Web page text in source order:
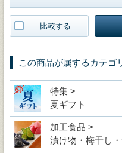
比較する
この商品が属するカテゴ
特集 >
夏ギフト
加工食品 >
漬け物・梅干し